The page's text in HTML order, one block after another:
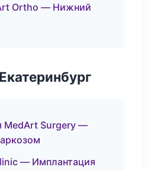
Ortho — Нижний
MedArt Surgery —
— Имплантация